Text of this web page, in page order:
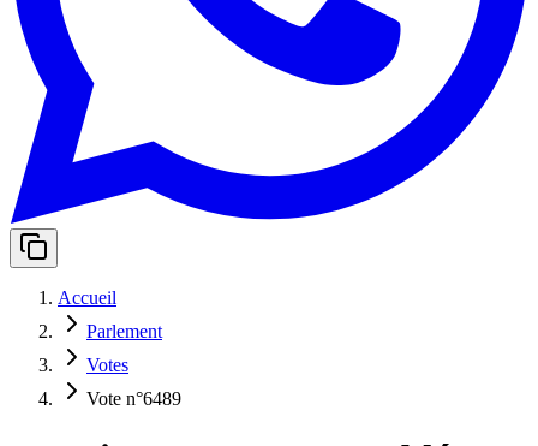
Accueil
Parlement
Votes
Vote n°6489